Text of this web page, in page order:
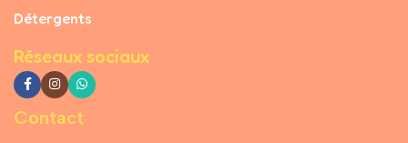
Détergents
Réseaux sociaux
Contact